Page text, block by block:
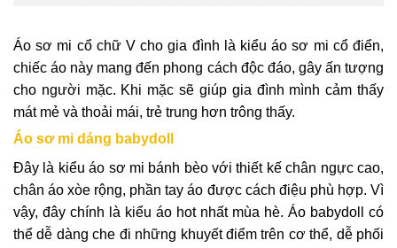
Áo sơ mi cổ chữ V cho gia đình là kiểu áo sơ mi cổ điển,
chiếc áo này mang đến phong cách độc đáo, gây ấn tượng
cho người mặc. Khi mặc sẽ giúp gia đình mình cảm thấy
mát mẻ và thoải mái, trẻ trung hơn trông thấy.
Áo sơ mi dáng babydoll
Đây là kiểu áo sơ mi bánh bèo với thiết kế chân ngực cao,
chân áo xòe rộng, phần tay áo được cách điệu phù hợp. Vì
vậy, đây chính là kiểu áo hot nhất mùa hè. Áo babydoll có
thể dễ dàng che đi những khuyết điểm trên cơ thể, dễ phối